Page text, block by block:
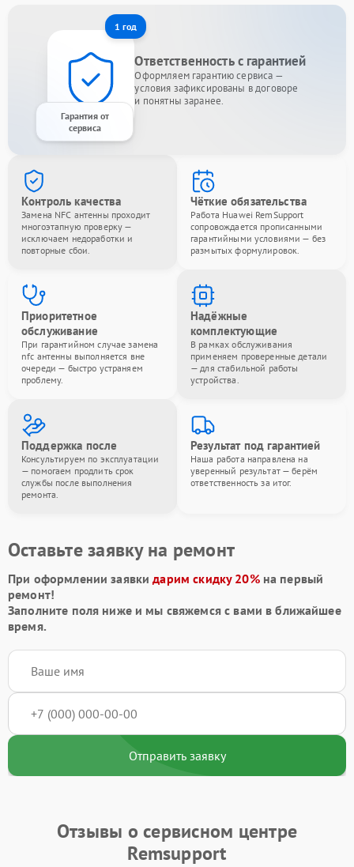
1 год
Гарантия от
сервиса
Ответственность с гарантией
Оформляем гарантию сервиса —
условия зафиксированы в договоре
и понятны заранее.
Контроль качества
Замена NFC антенны проходит
многоэтапную проверку —
исключаем недоработки и
повторные сбои.
Чёткие обязательства
Работа Huawei RemSupport
сопровождается прописанными
гарантийными условиями — без
размытых формулировок.
Приоритетное
обслуживание
При гарантийном случае замена
nfc антенны выполняется вне
очереди — быстро устраняем
проблему.
Надёжные
комплектующие
В рамках обслуживания
применяем проверенные детали
— для стабильной работы
устройства.
Поддержка после
Консультируем по эксплуатации
— помогаем продлить срок
службы после выполнения
ремонта.
Результат под гарантией
Наша работа направлена на
уверенный результат — берём
ответственность за итог.
Оставьте заявку на ремонт
При оформлении заявкидарим скидку 20%на первый
ремонт!
Заполните поля ниже и мы свяжемся с вами в ближайшее
время.
Отправить заявку
Отзывы о сервисном центре
Remsupport